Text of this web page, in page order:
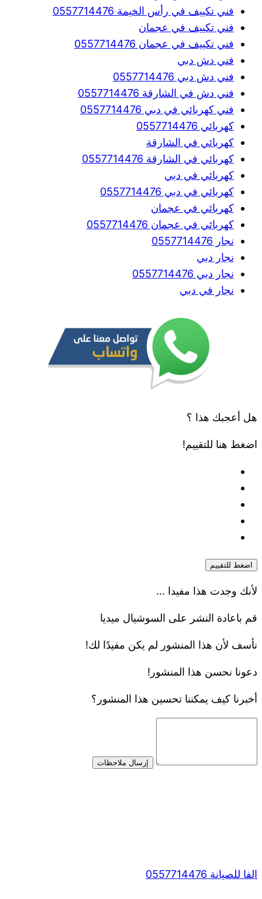
فني تكييف في رأس الخيمة 0557714476
فني تكييف في عجمان
فني تكييف في عجمان 0557714476
فني دش دبي
فني دش دبي 0557714476
فني دش في الشارقة 0557714476
فني كهربائي في دبي 0557714476
كهربائي 0557714476
كهربائي في الشارقة
كهربائي في الشارقة 0557714476
كهربائي في دبي
كهربائي في دبي 0557714476
كهربائي في عجمان
كهربائي في عجمان 0557714476
نجار 0557714476
نجار دبي
نجار دبي 0557714476
نجار في دبي
هل أعجبك هذا ؟
اضغط هنا للتقييم!
اضغط للتقييم
لأنك وجدت هذا مفيدا …
قم باعادة النشر على السوشيال ميديا
نأسف لأن هذا المنشور لم يكن مفيدًا لك!
دعونا نحسن هذا المنشور!
أخبرنا كيف يمكننا تحسين هذا المنشور؟
إرسال ملاحظات
الفا للصيانة 0557714476